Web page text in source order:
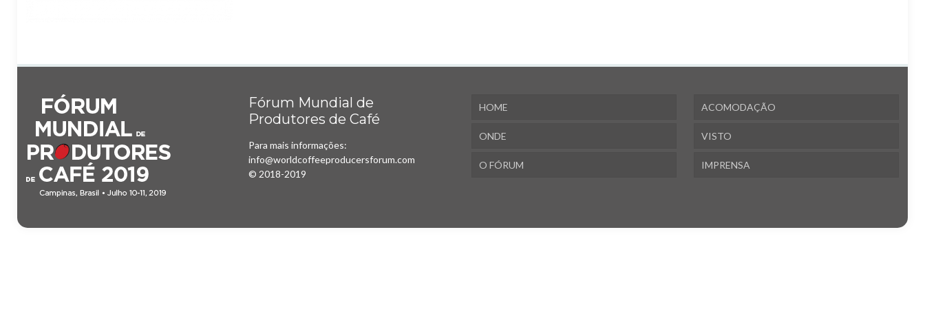
Fórum Mundial de
Produtores de Café
Para mais informações:
info@worldcoffeeproducersforum.com
© 2018-2019
HOME
ONDE
O FÓRUM
ACOMODAÇÃO
VISTO
IMPRENSA